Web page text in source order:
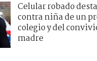
Celular robado
contra niña de un
colegio y del
madre